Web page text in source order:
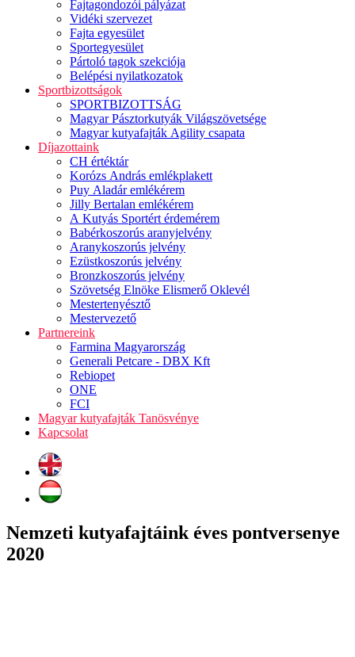
Fajtagondozói pályázat
Vidéki szervezet
Fajta egyesület
Sportegyesület
Pártoló tagok szekciója
Belépési nyilatkozatok
Sportbizottságok
SPORTBIZOTTSÁG
Magyar Pásztorkutyák Világszövetsége
Magyar kutyafajták Agility csapata
Díjazottaink
CH értéktár
Korózs András emlékplakett
Puy Aladár emlékérem
Jilly Bertalan emlékérem
A Kutyás Sportért érdemérem
Babérkoszorús aranyjelvény
Aranykoszorús jelvény
Ezüstkoszorús jelvény
Bronzkoszorús jelvény
Szövetség Elnöke Elismerő Oklevél
Mestertenyésztő
Mestervezető
Partnereink
Farmina Magyarország
Generali Petcare - DBX Kft
Rebiopet
ONE
FCI
Magyar kutyafajták Tanösvénye
Kapcsolat
Nemzeti kutyafajtáink éves pontversenye
2020